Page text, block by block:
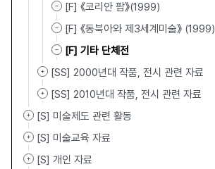
[F] 《코리안 팝》(1999)
[F] 《동북아와 제3세계미술》 (1999)
[F] 기타 단체전
[SS] 2000년대 작품, 전시 관련 자료
[SS] 2010년대 작품, 전시 관련 자료
[S] 미술제도 관련 활동
[S] 미술교육 자료
[S] 개인 자료